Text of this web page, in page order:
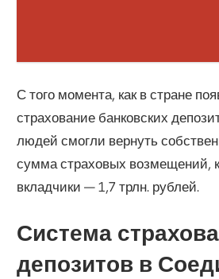
С того момента, как в стране
страхование банковских
людей смогли вернуть
сумма страховых возмещений,
вкладчики — 1,7 трлн. рублей.
Система
депозитов в